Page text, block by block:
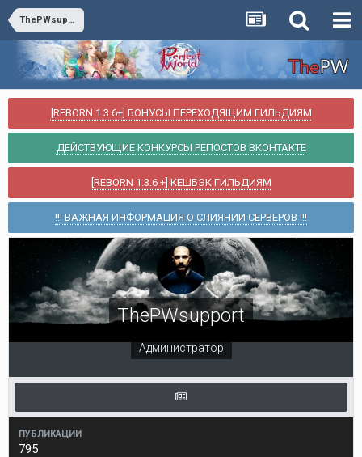
ThePWsupport
[REBORN 1.3.6+] БОНУСЫ ПЕРЕХОДЯЩИМ ГИЛЬДИЯМ
ДЕЙСТВУЮЩИЕ КОНКУРСЫ РЕПОСТОВ ВКОНТАКТЕ
[REBORN 1.3.6 +] КЕШБЭК ГИЛЬДИЯМ
!!! ВАЖНАЯ ИНФОРМАЦИЯ О СЛИЯНИИ СЕРВЕРОВ !!!
ThePWsupport
Администратор
ПУБЛИКАЦИИ
795